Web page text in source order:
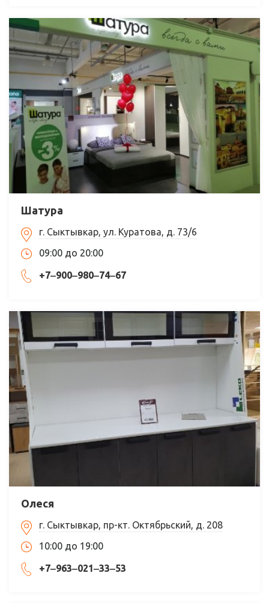
Шатура
г. Сыктывкар, ул. Куратова, д. 73/6
09:00 до 20:00
+7‒900‒980‒74‒67
Олеся
г. Сыктывкар, пр-кт. Октябрьский, д. 208
10:00 до 19:00
+7‒963‒021‒33‒53